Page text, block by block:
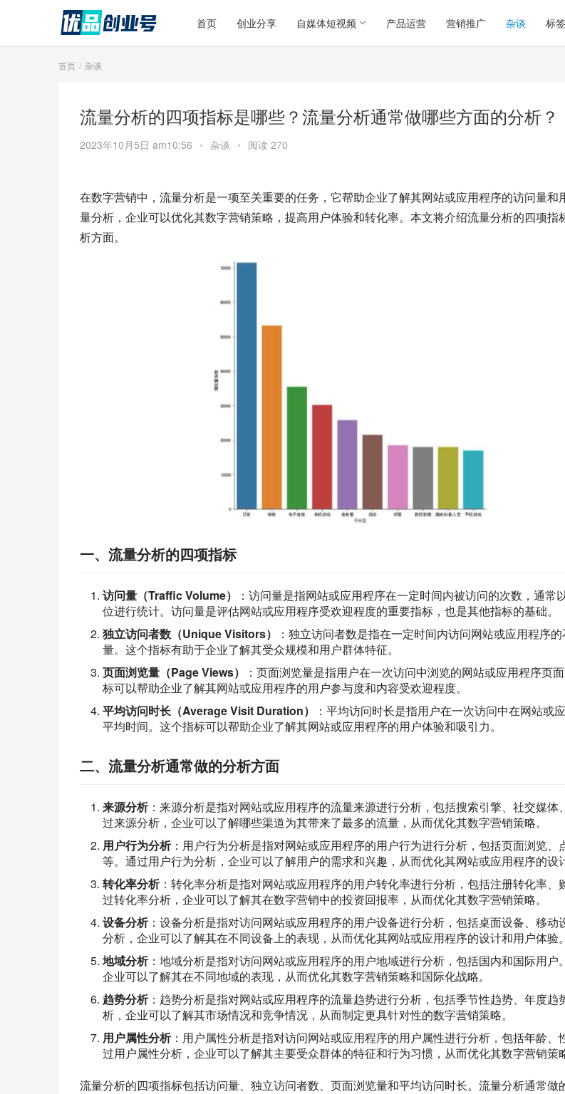
首页 创业分享 自媒体短视频 产品运营 营销推广 杂谈 标
首页 杂谈
流量分析的四项指标是哪些？流量分析通常做哪些方面的分析？
2023年10月5日 am10:56 • 杂谈 • 阅读 270
在数字营销中，流量分析是一项至关重要的任务，它帮助企业了解其网站或应用程序的访问量和
量分析，企业可以优化其数字营销策略，提高用户体验和转化率。本文将介绍流量分析的四项指
析方面。
一、流量分析的四项指标
访问量（Traffic Volume）
：访问量是指网站或应用程序在一定时间内被访问的次数，通常
位进行统计。访问量是评估网站或应用程序受欢迎程度的重要指标，也是其他指标的基础。
独立访问者数（Unique Visitors）
：独立访问者数是指在一定时间内访问网站或应用程序
量。这个指标有助于企业了解其受众规模和用户群体特征。
页面浏览量（Page Views）
：页面浏览量是指用户在一次访问中浏览的网站或应用程序页
标可以帮助企业了解其网站或应用程序的用户参与度和内容受欢迎程度。
平均访问时长（Average Visit Duration）
：平均访问时长是指用户在一次访问中在网站或
平均时间。这个指标可以帮助企业了解其网站或应用程序的用户体验和吸引力。
二、流量分析通常做的分析方面
来源分析：来源分析是指对网站或应用程序的流量来源进行分析，包括搜索引擎、社交媒体
过来源分析，企业可以了解哪些渠道为其带来了最多的流量，从而优化其数字营销策略。
用户行为分析：用户行为分析是指对网站或应用程序的用户行为进行分析，包括页面浏览、
等。通过用户行为分析，企业可以了解用户的需求和兴趣，从而优化其网站或应用程序的设
转化率分析：转化率分析是指对网站或应用程序的用户转化率进行分析，包括注册转化率、
过转化率分析，企业可以了解其在数字营销中的投资回报率，从而优化其数字营销策略。
设备分析：设备分析是指对访问网站或应用程序的用户设备进行分析，包括桌面设备、移动
分析，企业可以了解其在不同设备上的表现，从而优化其网站或应用程序的设计和用户体验。
地域分析：地域分析是指对访问网站或应用程序的用户地域进行分析，包括国内和国际用户
企业可以了解其在不同地域的表现，从而优化其数字营销策略和国际化战略。
趋势分析：趋势分析是指对网站或应用程序的流量趋势进行分析，包括季节性趋势、年度趋
析，企业可以了解其市场情况和竞争情况，从而制定更具针对性的数字营销策略。
用户属性分析：用户属性分析是指对访问网站或应用程序的用户属性进行分析，包括年龄、
过用户属性分析，企业可以了解其主要受众群体的特征和行为习惯，从而优化其数字营销策
流量分析的四项指标包括访问量、独立访问者数、页面浏览量和平均访问时长。流量分析通常做